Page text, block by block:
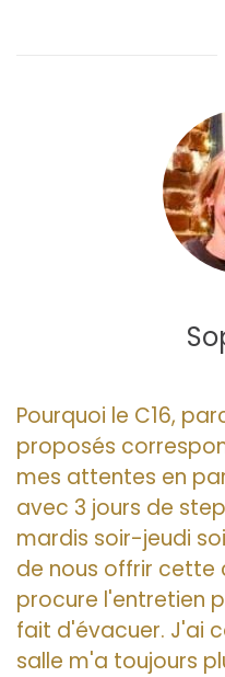
Pourquoi le C16,
proposés
mes attentes en
avec 3 jours de
mardis soir-jeudi
de nous offrir cette
procure l'entretien
fait d'évacuer. J'ai
salle m'a toujours